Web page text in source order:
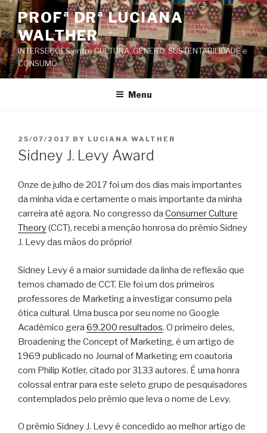
Skip
to
content
PROFª DRª LUCIANA
WALTHER
INTERSEÇÕES entre CULTURA, GÊNERO, SUSTENTABILIDADE e
CONSUMO
Menu
POSTED
ON
25/07/2017 BY LUCIANA WALTHER
Sidney J. Levy Award
Onze de julho de 2017 foi um dos dias mais importantes
da minha vida e certamente o mais importante da minha
carreira até agora. No congresso da Consumer Culture
Theory(CCT), recebi a menção honrosa do prêmio Sidney
J. Levy das mãos do próprio!
Sidney Levy é a maior sumidade da linha de reflexão que
temos chamado de CCT. Ele foi um dos primeiros
professores de Marketing a investigar consumo pela
ótica cultural. Uma busca por seu nome no Google
Acadêmico gera 69.200 resultados. O primeiro deles,
Broadening the Concept of Marketing, é um artigo de
1969 publicado no Journal of Marketing em coautoria
com Philip Kotler, citado por 3133 autores. É uma honra
colossal entrar para este seleto grupo de pesquisadores
contemplados pelo prêmio que leva o nome de Levy.
O prêmio Sidney J. Levy é concedido ao melhor artigo de